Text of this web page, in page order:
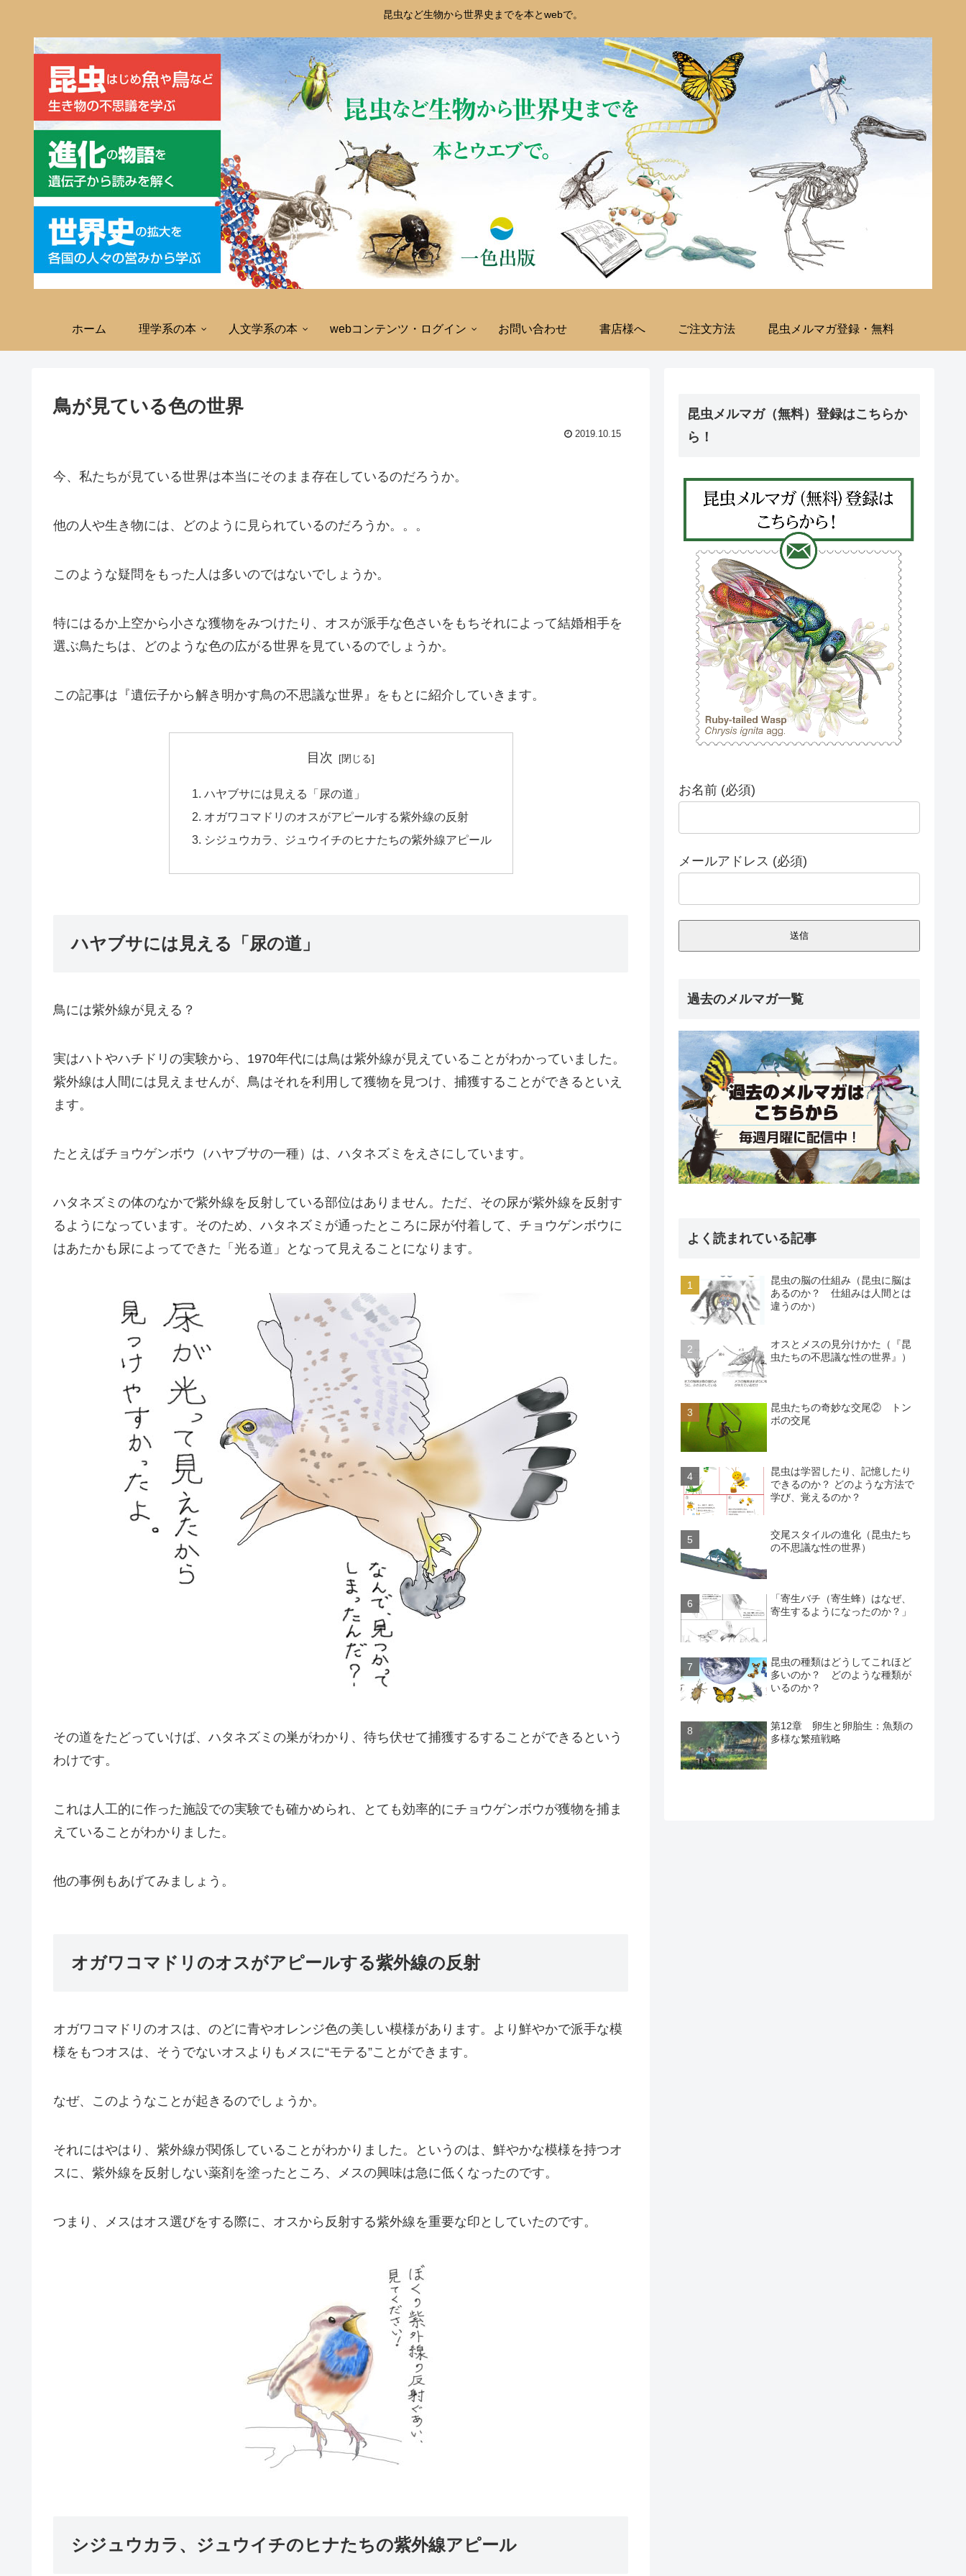
昆虫など生物から世界史までを本とwebで。
ホーム 理学系の本 人文学系の本 webコンテンツ・ログイン お問い合わせ 書店様へ ご注文方法 昆虫メルマガ登録・無料
鳥が見ている色の世界
2019.10.15
今、私たちが見ている世界は本当にそのまま存在しているのだろうか。
他の人や生き物には、どのように見られているのだろうか。。。
このような疑問をもった人は多いのではないでしょうか。
特にはるか上空から小さな獲物をみつけたり、オスが派手な色さいをもちそれによって結婚相手を
選ぶ鳥たちは、どのような色の広がる世界を見ているのでしょうか。
この記事は『遺伝子から解き明かす鳥の不思議な世界』をもとに紹介していきます。
目次
ハヤブサには見える「尿の道」
オガワコマドリのオスがアピールする紫外線の反射
シジュウカラ、ジュウイチのヒナたちの紫外線アピール
ハヤブサには見える「尿の道」
鳥には紫外線が見える？
実はハトやハチドリの実験から、1970年代には鳥は紫外線が見えていることがわかっていました。
紫外線は人間には見えませんが、鳥はそれを利用して獲物を見つけ、捕獲することができるといえ
ます。
たとえばチョウゲンボウ（ハヤブサの一種）は、ハタネズミをえさにしています。
ハタネズミの体のなかで紫外線を反射している部位はありません。ただ、その尿が紫外線を反射す
るようになっています。そのため、ハタネズミが通ったところに尿が付着して、チョウゲンボウに
はあたかも尿によってできた「光る道」となって見えることになります。
その道をたどっていけば、ハタネズミの巣がわかり、待ち伏せて捕獲するすることができるという
わけです。
これは人工的に作った施設での実験でも確かめられ、とても効率的にチョウゲンボウが獲物を捕ま
えていることがわかりました。
他の事例もあげてみましょう。
オガワコマドリのオスがアピールする紫外線の反射
オガワコマドリのオスは、のどに青やオレンジ色の美しい模様があります。より鮮やかで派手な模
様をもつオスは、そうでないオスよりもメスに“モテる”ことができます。
なぜ、このようなことが起きるのでしょうか。
それにはやはり、紫外線が関係していることがわかりました。というのは、鮮やかな模様を持つオ
スに、紫外線を反射しない薬剤を塗ったところ、メスの興味は急に低くなったのです。
つまり、メスはオス選びをする際に、オスから反射する紫外線を重要な印としていたのです。
シジュウカラ、ジュウイチのヒナたちの紫外線アピール
昆虫メルマガ（無料）登録はこちらか
ら！
お名前 (必須)
メールアドレス (必須)
過去のメルマガ一覧
よく読まれている記事
昆虫の脳の仕組み（昆虫に脳は
あるのか？ 仕組みは人間とは
違うのか）
オスとメスの見分けかた（『昆
虫たちの不思議な性の世界』）
昆虫たちの奇妙な交尾② トン
ボの交尾
昆虫は学習したり、記憶したり
できるのか？ どのような方法で
学び、覚えるのか？
交尾スタイルの進化（昆虫たち
の不思議な性の世界）
「寄生バチ（寄生蜂）はなぜ、
寄生するようになったのか？」
昆虫の種類はどうしてこれほど
多いのか？ どのような種類が
いるのか？
第12章 卵生と卵胎生：魚類の
多様な繁殖戦略